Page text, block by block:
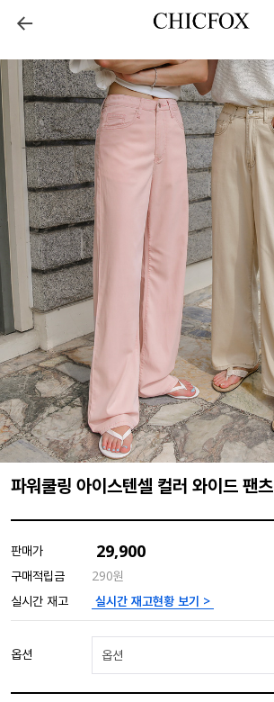
파워쿨링 아이스텐셀 컬러 와이드 팬츠
판매가 29,900
구매적립금
290원
실시간 재고
실시간 재고현황 보기 >
옵션 옵션